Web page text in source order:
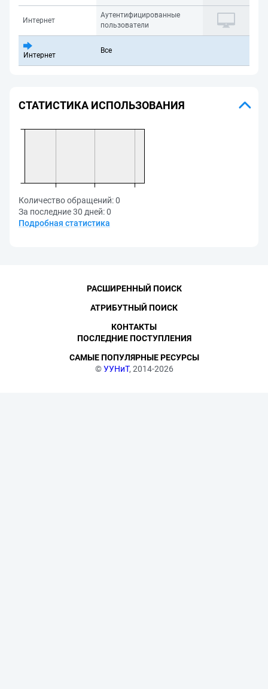
Интернет
Аутентифицированные
пользователи
Интернет
Все
СТАТИСТИКА ИСПОЛЬЗОВАНИЯ
Количество обращений:0
За последние 30 дней:0
Подробная статистика
©УУНиТ, 2014-2026
РАСШИРЕННЫЙ ПОИСК
АТРИБУТНЫЙ ПОИСК
КОНТАКТЫ
ПОСЛЕДНИЕ ПОСТУПЛЕНИЯ
САМЫЕ ПОПУЛЯРНЫЕ РЕСУРСЫ